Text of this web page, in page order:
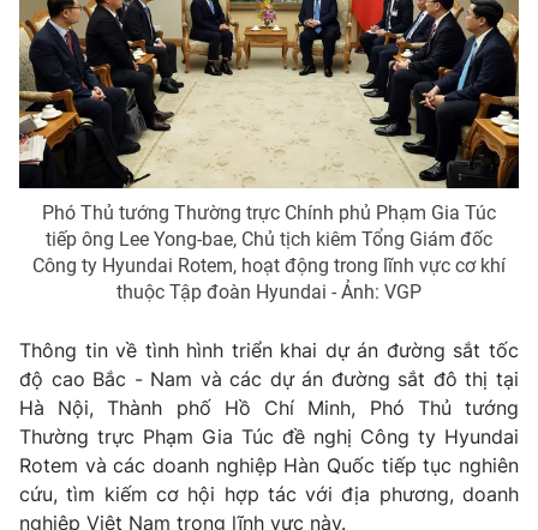
® Cấm sao chép dưới mọi hình thức nếu không có sự chấp
thuận bằng văn bản. Ghi rõ nguồn VTV.vn khi phát hành lại
thông tin từ website này.
Phó Thủ tướng Thường trực Chính phủ Phạm Gia Túc
tiếp ông Lee Yong-bae, Chủ tịch kiêm Tổng Giám đốc
Công ty Hyundai Rotem, hoạt động trong lĩnh vực cơ khí
thuộc Tập đoàn Hyundai - Ảnh: VGP
Thông tin về tình hình triển khai dự án đường sắt tốc
độ cao Bắc - Nam và các dự án đường sắt đô thị tại
Hà Nội, Thành phố Hồ Chí Minh, Phó Thủ tướng
Thường trực Phạm Gia Túc đề nghị Công ty Hyundai
Rotem và các doanh nghiệp Hàn Quốc tiếp tục nghiên
cứu, tìm kiếm cơ hội hợp tác với địa phương, doanh
nghiệp Việt Nam trong lĩnh vực này.